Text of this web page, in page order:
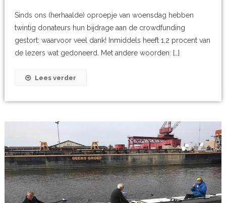
Sinds ons (herhaalde) oproepje van woensdag hebben
twintig donateurs hun bijdrage aan de crowdfunding
gestort: waarvoor veel dank! Inmiddels heeft 1,2 procent van
de lezers wat gedoneerd. Met andere woorden: […]
Lees verder